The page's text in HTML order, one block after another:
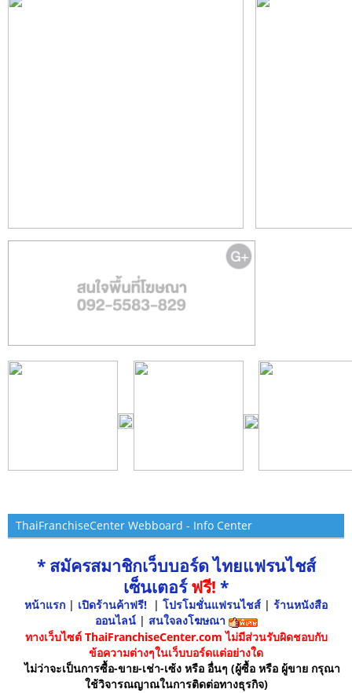
ThaiFranchiseCenter Webboard - Info Center
* สมัครสมาชิกเว็บบอร์ด ไทยแฟรนไชส์
เซ็นเตอร์ฟรี! *
หน้าแรก | เปิดร้านค้าฟรี! | โปรโมชั่นแฟรนไชส์ | ร้านหนังสือ
ออนไลน์ | สนใจลงโฆษณา
ทางเว็บไซต์ ThaiFranchiseCenter.com ไม่มีส่วนรับผิดชอบกับ
ข้อความต่างๆในเว็บบอร์ดแต่อย่างใด
ไม่ว่าจะเป็นการซื้อ-ขาย-เช่า-เซ้ง หรือ อื่นๆ (ผู้ซื้อ หรือ ผู้ขาย กรุณา
ใช้วิจารณญาณในการติดต่อทางธุรกิจ)